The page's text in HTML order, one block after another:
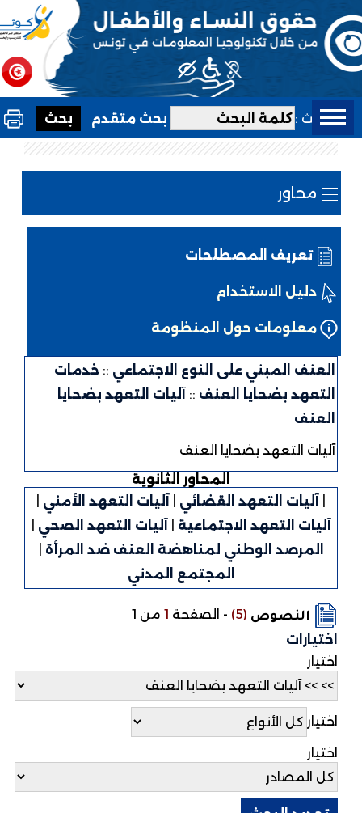
بحث : بحث متقدم
محاور
تعريف المصطلحات
دليل الاستخدام
معلومات حول المنظومة
العنف المبني على النوع الاجتماعي :: خدمات
التعهد بضحايا العنف :: آليات التعهد بضحايا
العنف
آليات التعهد بضحايا العنف
المحاور الثانوية
آليات التعهد القضائي | آليات التعهد الأمني |
آليات التعهد الاجتماعية | آليات التعهد الصحي |
المرصد الوطني لمناهضة العنف ضد المرأة |
المجتمع المدني
النصوص (5)
-الصفحة1من 1
اختيارات
اختيار
اختيار
اختيار